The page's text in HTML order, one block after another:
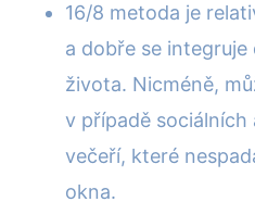
16/8 metoda je
a dobře se
života. Nicméně,
v případě
večeří, které
okna.